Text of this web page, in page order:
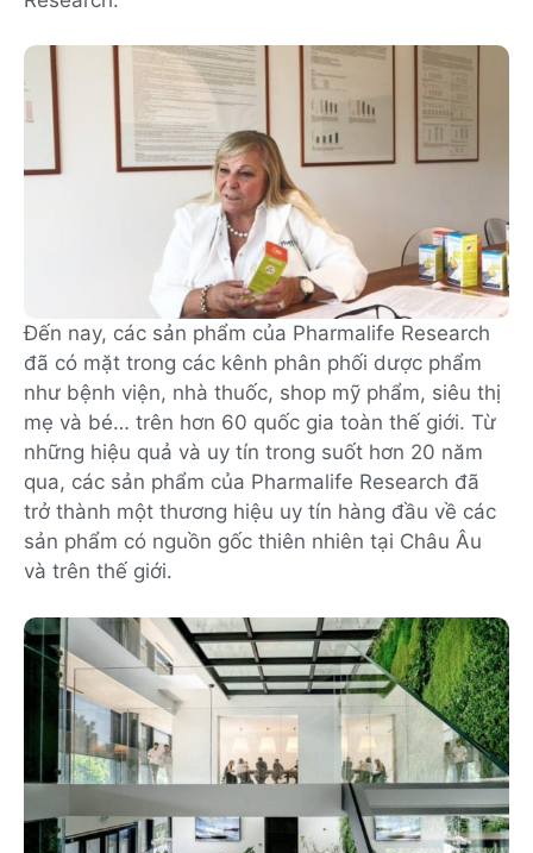
Đến nay, các sản phẩm của Pharmalife Research
đã có mặt trong các kênh phân phối dược phẩm
như bệnh viện, nhà thuốc, shop mỹ phẩm, siêu thị
mẹ và bé… trên hơn 60 quốc gia toàn thế giới. Từ
những hiệu quả và uy tín trong suốt hơn 20 năm
qua, các sản phẩm của Pharmalife Research đã
trở thành một thương hiệu uy tín hàng đầu về các
sản phẩm có nguồn gốc thiên nhiên tại Châu Âu
và trên thế giới.